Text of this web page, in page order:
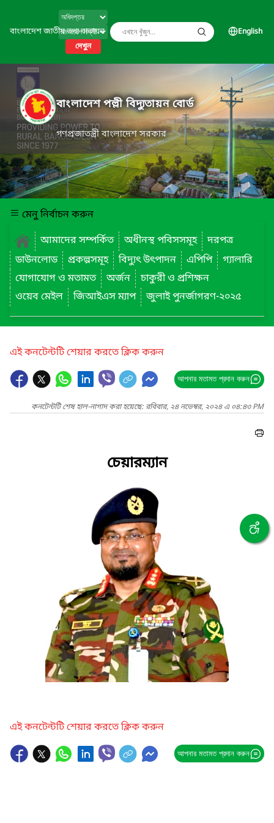
বাংলাদেশ জাতীয় তথ্য বাতায়ন
দেখুন
English
বাংলাদেশ পল্লী বিদ্যুতায়ন বোর্ড
গণপ্রজাতন্ত্রী বাংলাদেশ সরকার
মেনু নির্বাচন করুন
আমাদের সম্পর্কিত
অধীনস্থ পবিসসমূহ
দরপত্র
ডাউনলোড
প্রকল্পসমূহ বিদ্যুৎ উৎপাদন এপিপি
গ্যালারি
যোগাযোগ ও মতামত
অর্জন
চাকুরী ও প্রশিক্ষন
ওয়েব মেইল
জিআইএস ম্যাপ জুলাই পুনর্জাগরণ-২০২৫
এই কনটেন্টটি শেয়ার করতে ক্লিক করুন
আপনার মতামত প্রদান করুন
কনটেন্টটি শেষ হাল-নাগাদ করা হয়েছে: রবিবার, ২৪ নভেম্বর, ২০২৪ এ ০৪:৪৩ PM
চেয়ারম্যান
এই কনটেন্টটি শেয়ার করতে ক্লিক করুন
আপনার মতামত প্রদান করুন